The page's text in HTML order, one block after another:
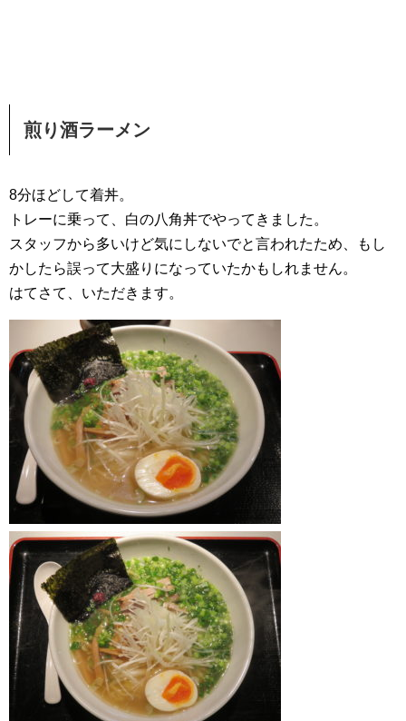
煎り酒ラーメン
8分ほどして着丼。
トレーに乗って、白の八角丼でやってきました。
スタッフから多いけど気にしないでと言われたため、もし
かしたら誤って大盛りになっていたかもしれません。
はてさて、いただきます。